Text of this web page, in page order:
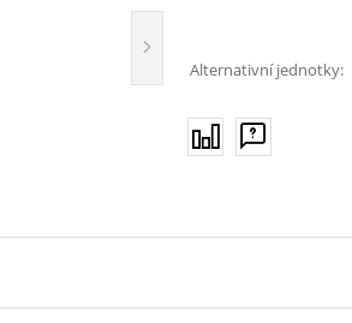
Alternativní jednotky: